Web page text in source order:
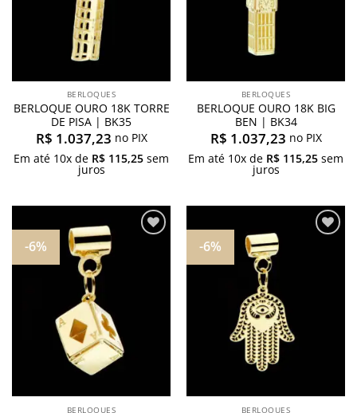
BERLOQUES
BERLOQUE OURO 18K TORRE
DE PISA | BK35
R$ 1.037,23 no PIX
Em até 10x de R$ 115,25 sem
juros
BERLOQUES
BERLOQUE OURO 18K BIG
BEN | BK34
R$ 1.037,23 no PIX
Em até 10x de R$ 115,25 sem
juros
-6%
BERLOQUES
-6%
BERLOQUES